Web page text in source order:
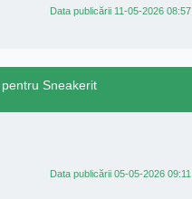
Data publicării 11-05-2026 08:57
Sneakerit
Data publicării 05-05-2026 09:11